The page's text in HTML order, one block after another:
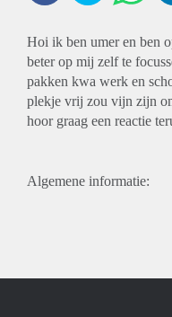
Hoi ik ben umer en ben
beter op mij zelf te
pakken kwa werk en
plekje vrij zou vijn zijn
hoor graag een reactie
Algemene informatie: